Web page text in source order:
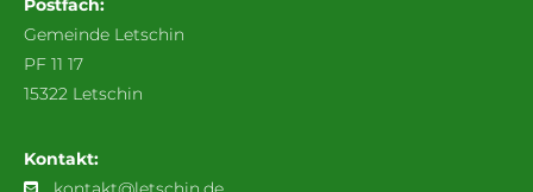
Postfach:
Gemeinde Letschin
PF 11 17
15322 Letschin
Kontakt: